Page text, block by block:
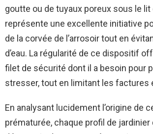
goutte ou de tuyaux poreux sous le lit
représente une excellente initiative
de la corvée de l’arrosoir tout en
d’eau. La régularité de ce dispositif
filet de sécurité dont il a besoin pour
stresser, tout en limitant les factures
En analysant lucidement l’origine de
prématurée, chaque profil de jardinier